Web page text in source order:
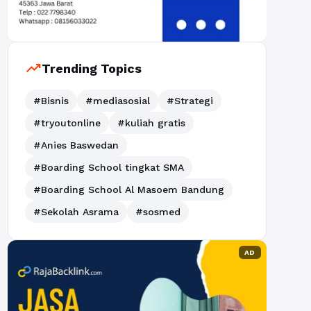
trending_upTrending Topics
#Bisnis #mediasosial
#Strategi
#tryoutonline
#kuliah gratis
#Anies Baswedan
#Boarding School tingkat SMA
#Boarding School Al Masoem Bandung
#Sekolah Asrama
#sosmed
AD